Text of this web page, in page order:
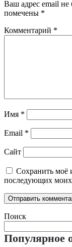
Ваш адрес email не
помечены *
Комментарий *
Имя *
Email *
Сайт
Сохранить моё
последующих
Поиск
Популярное